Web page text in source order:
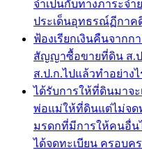
จำเป็นกับทางภาระจำ
ประเด็นอุทธรณ์ฏีกาค
ฟ้องเรียกเงินคืนจาก
สัญญาซื้อขายที่ดิน ส.ป
ส.ป.ก.ไปแล้วทำอย่าง
ได้รับการให้ที่ดินมาจะ
พ่อแม่ให้ที่ดินแต่ไม่จด
มรดกที่มีการให้คนอื่น
ได้จดทะเบียน ครอบค